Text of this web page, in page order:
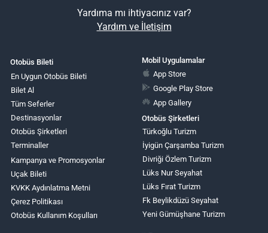
Yardıma mı ihtiyacınız var?
Yardım ve İletişim
Otobüs Bileti
En Uygun Otobüs Bileti
Bilet Al
Tüm Seferler
Destinasyonlar
Otobüs Şirketleri
Terminaller
Kampanya ve Promosyonlar
Uçak Bileti
KVKK Aydınlatma Metni
Çerez Politikası
Otobüs Kullanım Koşulları
Mobil Uygulamalar
App Store
Google Play Store
App Gallery
Otobüs Şirketleri
Türkoğlu Turizm
İyigün Çarşamba Turizm
Divriği Özlem Turizm
Lüks Nur Seyahat
Lüks Fırat Turizm
Fk Beylikdüzü Seyahat
Yeni Gümüşhane Turizm